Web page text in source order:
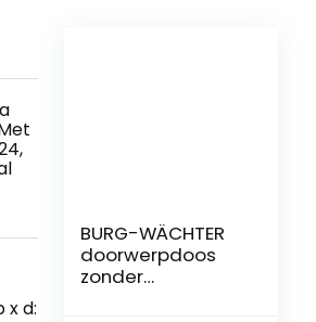
x d:
BURG-WÄCHTER
doorwerpdoos
zonder